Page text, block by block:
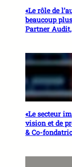
«Le rôle de
beaucoup
Partner Audit,
«Le secteur
vision et de
& Co-